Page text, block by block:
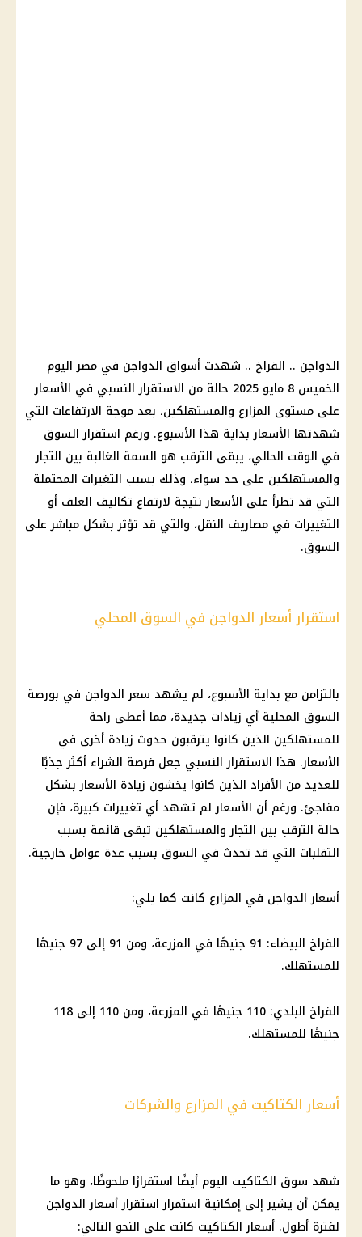
الدواجن .. الفراخ .. شهدت أسواق الدواجن في مصر اليوم
الخميس 8 مايو 2025 حالة من الاستقرار النسبي في
الأسعار
على مستوى المزارع والمستهلكين، بعد موجة الارتفاعات التي
شهدتها الأسعاربداية هذا الأسبوع. ورغم استقرار السوق
في الوقت الحالي، يبقى الترقب هو السمة الغالبة بين التجار
والمستهلكين على حد سواء، وذلك بسبب التغيرات المحتملة
التي قد تطرأ على الأسعارنتيجة لارتفاع تكاليف العلف أو
التغييرات في مصاريف النقل، والتي قد تؤثر بشكل مباشر على
السوق.
استقرار أسعار الدواجن في السوق المحلي
بالتزامن مع بداية الأسبوع، لم يشهد سعر الدواجن في بورصة
السوق المحلية أي زيادات جديدة، مما أعطى راحة
للمستهلكين الذين كانوا يترقبون حدوث زيادة أخرى في
الأسعار. هذا الاستقرار النسبي جعل فرصة الشراء أكثر جذبًا
للعديد من الأفراد الذين كانوا يخشون زيادة الأسعاربشكل
مفاجئ. ورغم أن الأسعارلم تشهد أي تغييرات كبيرة، فإن
حالة الترقب بين التجار والمستهلكين تبقى قائمة بسبب
التقلبات التي قد تحدث في السوق بسبب عدة عوامل خارجية.
أسعار الدواجن في المزارع كانت كما يلي:
الفراخ البيضاء
: 91 جنيهًا في المزرعة، ومن 91 إلى 97 جنيهًا
للمستهلك.
الفراخ
البلدي: 110 جنيهًا في المزرعة، ومن 110 إلى 118
جنيهًا للمستهلك.
أسعار الكتاكيت في المزارع والشركات
شهد سوق الكتاكيت اليوم أيضًا استقرارًا ملحوظًا، وهو ما
يمكن أن يشير إلى إمكانية استمرار استقرارأسعار الدواجن
لفترة أطول. أسعار الكتاكيت كانت على النحو التالي: